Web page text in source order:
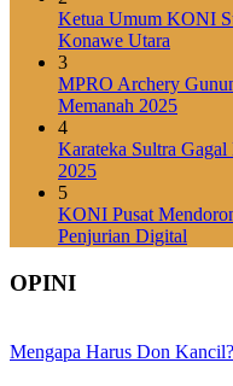
Ketua Umum KONI
Konawe Utara
3
MPRO Archery
Memanah 2025
4
Karateka Sultra
2025
5
KONI Pusat
Penjurian Digital
OPINI
Mengapa Harus Don Kancil?